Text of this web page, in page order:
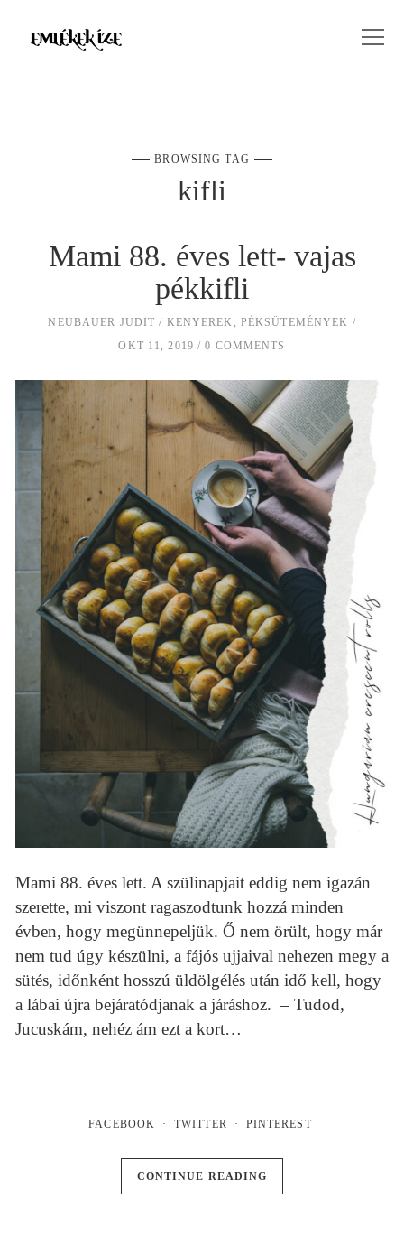
BROWSING TAG
kifli
Mami 88. éves lett- vajas
pékkifli
NEUBAUER JUDIT
KENYEREK, PÉKSÜTEMÉNYEK
OKT 11, 2019
0 COMMENTS
Mami 88. éves lett. A szülinapjait eddig nem igazán
szerette, mi viszont ragaszodtunk hozzá minden
évben, hogy megünnepeljük. Ő nem örült, hogy már
nem tud úgy készülni, a fájós ujjaival nehezen megy a
sütés, időnként hosszú üldölgélés után idő kell, hogy
a lábai újra bejáratódjanak a járáshoz. – Tudod,
Jucuskám, nehéz ám ezt a kort…
FACEBOOK TWITTER PINTEREST
CONTINUE READING